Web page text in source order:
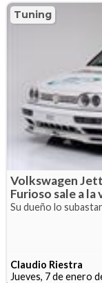
Tuning
Volkswagen
Furioso sale a la
Su dueño lo
Claudio Riestra
Jueves, 7 de enero